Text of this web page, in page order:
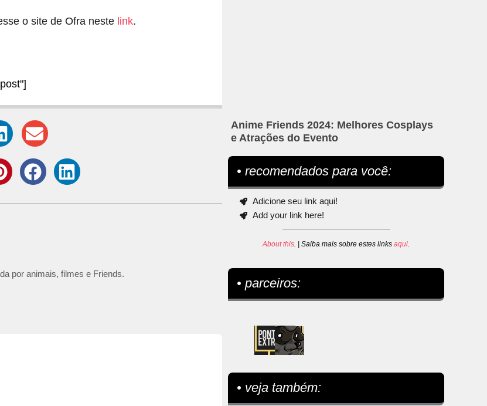
o site de Ofra neste link.
por animais, filmes e Friends.
Anime Friends 2024: Melhores Cosplays
e Atrações do Evento
• recomendados para você:
Adicione seu link aqui!
Add your link here!
About this. | Saiba mais sobre estes linksaqui.
• parceiros:
• veja também: